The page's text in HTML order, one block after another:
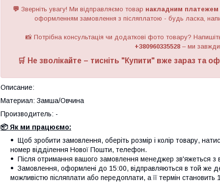
💬 Зверніть увагу! Ми відправляємо товар накладним платежем
оформленням замовлення з післяплатою - будь ласка,
📸 Потрібна консультація чи додаткові фото товару?
+380960335528 – ми завжди
🛒 Не зволікайте – тисніть "Купити" вже зараз та
Описание:
Материал: Замша/Овчина
Производитель: -
📦 Як ми працюємо:
Щоб зробити замовлення, оберіть розмір і колір товару,
номер відділення Нової Пошти, телефон.
Після отримання вашого замовлення менеджер зв'яжеться з
Замовлення, оформлені до 15:00, відправляються в той же
можливістю післяплати або передоплати, а її термін становить